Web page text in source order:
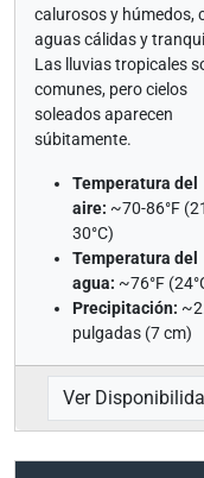
calurosos y húmedos,
aguas cálidas y
Las lluvias tropicales
comunes, pero cielos
soleados aparecen
súbitamente.
Temperatura del
aire: ~70-86°F
30°C)
Temperatura del
agua: ~76°F
Precipitación:
pulgadas (7 cm)
Ver